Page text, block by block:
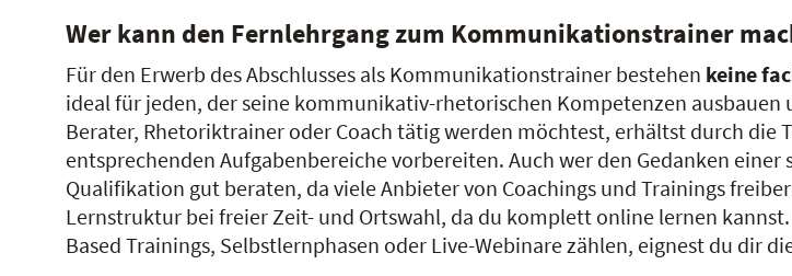
Wer kann den Fernlehrgang zum Kommunikationstrainer
Für den Erwerb des Abschlusses als Kommunikationstrainer bestehen keine
ideal für jeden, der seine kommunikativ-rhetorischen Kompetenzen
Berater, Rhetoriktrainer oder Coach tätig werden möchtest, erhältst durch
entsprechenden Aufgabenbereiche vorbereiten. Auch wer den Gedanken
Qualifikation gut beraten, da viele Anbieter von Coachings und Trainings
Lernstruktur bei freier Zeit- und Ortswahl, da du komplett online lernen
Based Trainings, Selbstlernphasen oder Live-Webinare zählen, eignest du dir